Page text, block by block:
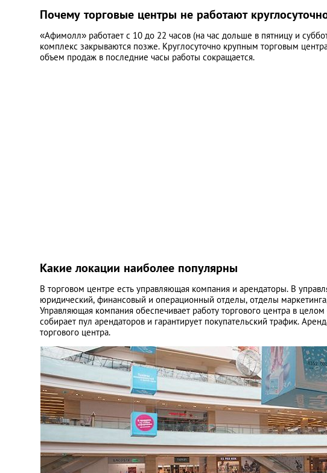
Почему торговые центры не работают
«Афимолл» работает с 10 до 22 часов (на час дольше в пятницу и
комплекс закрываются позже. Круглосуточно крупным торговым
объем продаж в последние часы работы сокращается.
Какие локации наиболее популярны
В торговом центре есть управляющая компания и арендаторы. В
юридический, финансовый и операционный отделы, отделы
Управляющая компания обеспечивает работу торгового центра в
собирает пул арендаторов и гарантирует покупательский трафик.
торгового центра.